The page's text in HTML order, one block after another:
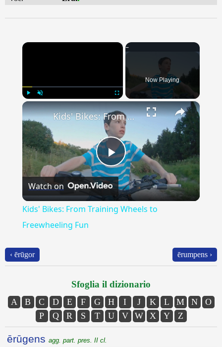
×
Now Playing
×
Play
Video
Kids' Bikes: From Training Wheels to Freewheeling Fun
Watch on
Kids' Bikes: From Training Wheels to
Freewheeling Fun
‹ ērūgor ērumpens ›
Sfoglia il dizionario
A B C D E F G H I J K L M N
O
P
Q R S T U V W X Y Z
ērūgens agg. part. pres. II cl.